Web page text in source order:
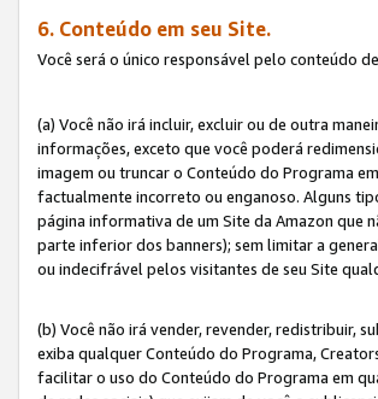
6. Conteúdo em seu Site.
Você será o único responsável pelo conteúdo
(a) Você não irá incluir, excluir ou de outra
informações, exceto que você poderá
imagem ou truncar o Conteúdo do Programa
factualmente incorreto ou enganoso. Alguns
página informativa de um Site da Amazon que
parte inferior dos banners); sem limitar a
ou indecifrável pelos visitantes de seu Site
(b) Você não irá vender, revender, redistribuir,
exiba qualquer Conteúdo do Programa,
facilitar o uso do Conteúdo do Programa em